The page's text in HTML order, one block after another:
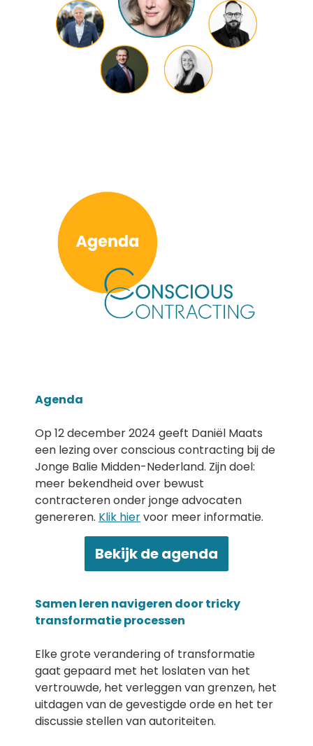
Agenda
Op 12 december 2024 geeft Daniël Maats
een lezing over conscious contracting bij de
Jonge Balie Midden-Nederland. Zijn doel:
meer bekendheid over bewust
contracteren onder jonge advocaten
genereren. Klik hiervoor meer informatie.
Bekijk de agenda
Samen leren navigeren door tricky
transformatie processen
Elke grote verandering of transformatie
gaat gepaard met het loslaten van het
vertrouwde, het verleggen van grenzen, het
uitdagen van de gevestigde orde en het ter
discussie stellen van autoriteiten.